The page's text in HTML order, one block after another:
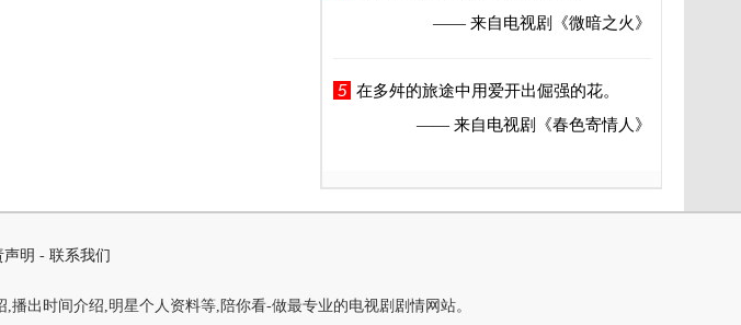
—— 来自电视剧
《微暗之火》
5 在多舛的旅途中用爱开出倔强的花。
—— 来自电视剧
《春色寄情人》
声明 - 联系我们
出时间介绍,明星个人资料等,陪你看-做最专业的电视剧剧情网站。